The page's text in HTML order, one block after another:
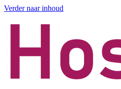
Verder naar inhoud